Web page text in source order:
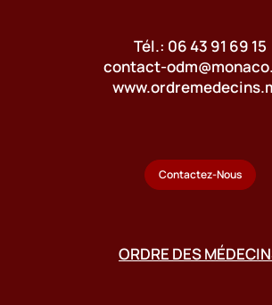
Tél.: 06 43 91 69 15
contact-
Contactez-Nous
ORDRE DES